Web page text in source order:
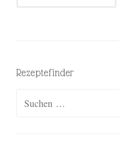
Rezeptefinder